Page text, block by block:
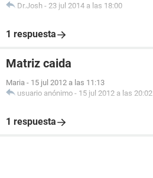
Dr.Josh - 23 jul 2014 a las 18:00
1 respuesta
Matriz caida
Maria - 15 jul 2012 a las 11:13
usuario anónimo - 15 jul 2012 a las 20:02
1 respuesta